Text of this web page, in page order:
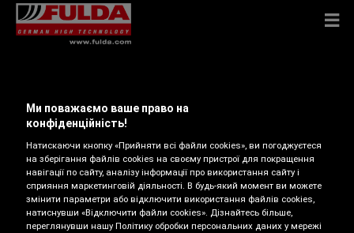
Ми поважаємо ваше право на
конфіденційність!
Натискаючи кнопку «Прийняти всі файли cookies», ви погоджуєтеся
на зберігання файлів cookies на своєму пристрої для покращення
навігації по сайту, аналізу інформації про використання сайту і
сприяння маркетинговій діяльності. В будь-який момент ви можете
змінити параметри або відключити використання файлів cookies,
натиснувши «Відключити файли cookies». Дізнайтесь більше,
переглянувши нашу Політику обробки персональних даних у мережі